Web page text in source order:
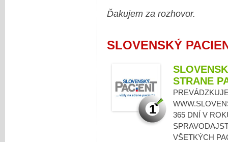
Ďakujem za rozhovor.
SLOVENSKÝ
1
STRANE
365 DNÍ V
VŠETKÝCH